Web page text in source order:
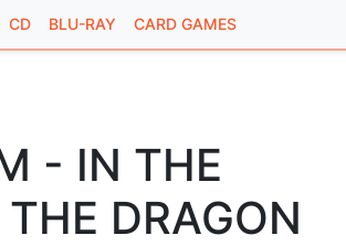
CD BLU-RAY CARD GAMES
- IN THE
DRAGON